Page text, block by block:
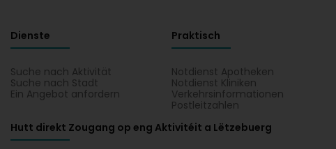
Dienste
Suche nach Aktivität
Suche nach Stadt
Ein Angebot anfordern
Praktisch
Notdienst Apotheken
Notdienst Kliniken
Verkehrsinformationen
Postleitzahlen
Hutt direkt Zougang op eng Aktivitéit a Lëtzebuerg